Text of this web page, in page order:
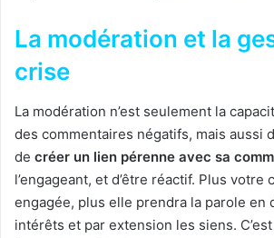
La modération et la
crise
La modération n’est seulement la
des commentaires négatifs, mais aussi
de créer un lien pérenne avec sa
l’engageant, et d’être réactif. Plus votre
engagée, plus elle prendra la parole en
intérêts et par extension les siens.